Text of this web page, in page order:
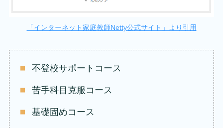
「インターネット家庭教師Netty公式サイト」より引用
不登校サポートコース
苦手科目克服コース
基礎固めコース